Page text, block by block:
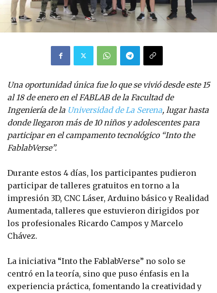
Una oportunidad única fue lo que se vivió desde este 15
al 18 de enero en el FABLAB de la Facultad de
Ingeniería de la Universidad de La Serena, lugar hasta
donde llegaron más de 10 niños y adolescentes para
participar en el campamento tecnológico “Into the
FablabVerse”.
Durante estos 4 días, los participantes pudieron
participar de talleres gratuitos en torno a la
impresión 3D, CNC Láser, Arduino básico y Realidad
Aumentada, talleres que estuvieron dirigidos por
los profesionales Ricardo Campos y Marcelo
Chávez.
La iniciativa “Into the FablabVerse” no solo se
centró en la teoría, sino que puso énfasis en la
experiencia práctica, fomentando la creatividad y